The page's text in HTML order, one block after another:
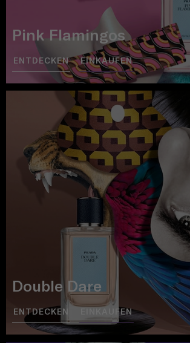
Pink Flamingos
ENTDECKEN EINKAUFEN
Double Dare
ENTDECKEN EINKAUFEN